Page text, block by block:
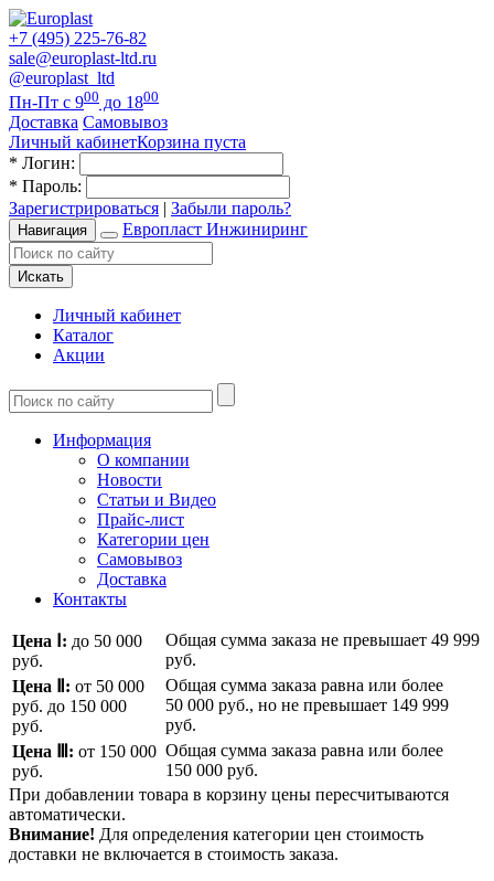
+7 (495) 225-76-82
sale@europlast-ltd.ru
@europlast_ltd
Пн-Пт с 900 до 1800
Доставка Самовывоз
Личный кабинетКорзина пуста
* Логин:
* Пароль:
Зарегистрироваться | Забыли пароль?
Навигация Европласт Инжиниринг
Искать
Личный кабинет
Каталог
Акции
Информация
О компании
Новости
Статьи и Видео
Прайс-лист
Категории цен
Самовывоз
Доставка
Контакты
Цена Ⅰ: до 50 000
руб.
Общая сумма заказа не превышает 49 999
руб.
Цена Ⅱ: от 50 000
руб. до 150 000
руб.
Общая сумма заказа равна или более
50 000 руб., но не превышает 149 999
руб.
Цена Ⅲ: от 150 000
руб.
Общая сумма заказа равна или более
150 000 руб.
При добавлении товара в корзину цены пересчитываются
автоматически.
Внимание! Для определения категории цен стоимость
доставки не включается в стоимость заказа.